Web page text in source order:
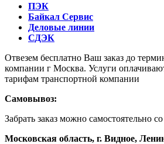
ПЭК
Байкал Сервис
Деловые линии
СДЭК
Отвезем бесплатно Ваш заказ до
компании г Москва. Услуги
тарифам транспортной компании
Самовывоз:
Забрать заказ можно самостоятельно
Московская область, г. Видное,